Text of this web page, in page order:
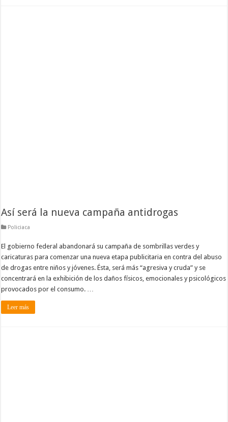
Así será la nueva campaña antidrogas
Policiaca
El gobierno federal abandonará su campaña de sombrillas verdes y
caricaturas para comenzar una nueva etapa publicitaria en contra del abuso
de drogas entre niños y jóvenes. Ésta, será más “agresiva y cruda” y se
concentrará en la exhibición de los daños físicos, emocionales y psicológicos
provocados por el consumo. …
Leer más